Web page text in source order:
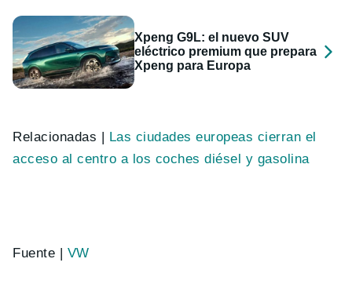
Xpeng G9L: el nuevo SUV
eléctrico premium que prepara
Xpeng para Europa
Relacionadas | Las ciudades europeas cierran el
acceso al centro a los coches diésel y gasolina
Fuente | VW